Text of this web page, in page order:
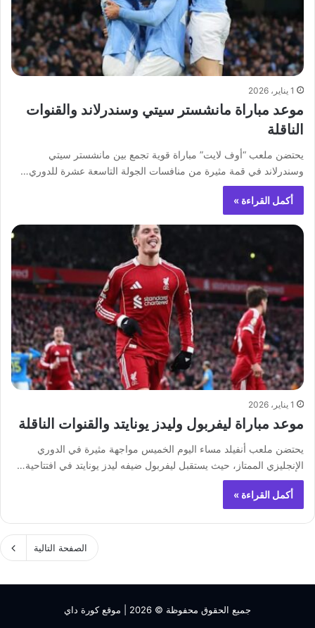
1 يناير، 2026
موعد مباراة مانشستر سيتي وسندرلاند والقنوات
الناقلة
يحتضن ملعب “أوف لايت” مباراة قوية تجمع بين مانشستر سيتي
وسندرلاند في قمة مثيرة من منافسات الجولة التاسعة عشرة للدوري…
أكمل القراءة »
1 يناير، 2026
موعد مباراة ليفربول وليدز يونايتد والقنوات الناقلة
يحتضن ملعب أنفيلد مساء اليوم الخميس مواجهة مثيرة في الدوري
الإنجليزي الممتاز، حيث يستقبل ليفربول ضيفه ليدز يونايتد في افتتاحية…
أكمل القراءة »
الصفحة التالية
جميع الحقوق محفوظة © 2026 |
موقع كورة داي